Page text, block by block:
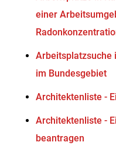
einer
Arbeitsplatzsuche
im Bundesgebiet
Architektenliste -
Architektenliste -
beantragen